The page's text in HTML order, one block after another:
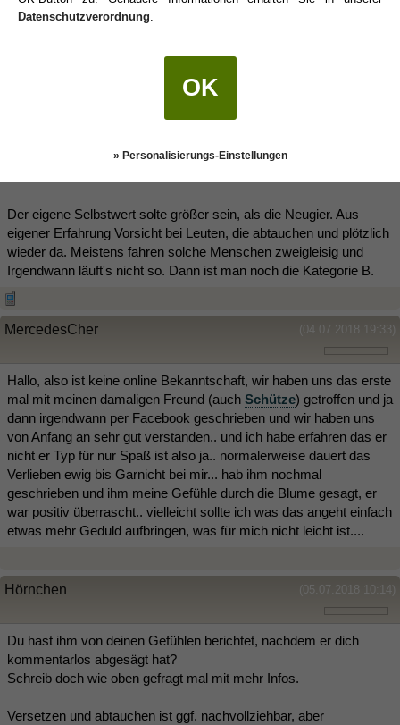
evtl. die Antwort auf die Frage selbst liefern. Ja und Tempo von 0-
100 ist auch so eine Sache. Weil Andere in diesem
- Onlinebekanntschaft? Kritisch sein. Dinge hinterfragen. Nirgends
Online Dating. Der wird das evtl. lau warm empfunden haben. Die
Der eigene Selbstwert solte größer sein, als die Neugier. Aus
eigener Erfahrung Vorsicht bei Leuten, die abtauchen und plötzlich
wieder da. Meistens fahren solche Menschen zweigleisig und
Irgendwann läuft's nicht so. Dann ist man noch die Kategorie B.
(04.07.2018 19:33)
MercedesCher
Hallo, also ist keine online Bekanntschaft, wir haben uns das erste
mal mit meinen damaligen Freund (auch Schütze) getroffen und ja
dann irgendwann per Facebook geschrieben und wir haben uns
von Anfang an sehr gut verstanden.. und ich habe erfahren das er
nicht er Typ für nur Spaß ist also ja.. normalerweise dauert das
Verlieben ewig bis Garnicht bei mir... hab ihm nochmal
geschrieben und ihm meine Gefühle durch die Blume gesagt, er
war positiv überrascht.. vielleicht sollte ich was das angeht einfach
etwas mehr Geduld aufbringen, was für mich nicht leicht ist....
(05.07.2018 10:14)
Hörnchen
Du hast ihm von deinen Gefühlen berichtet, nachdem er dich
kommentarlos abgesägt hat?
Schreib doch wie oben gefragt mal mit mehr Infos.
Versetzen und abtauchen ist ggf. nachvollziehbar, aber
Datenschutzverordnung.
OK
» Personalisierungs-Einstellungen